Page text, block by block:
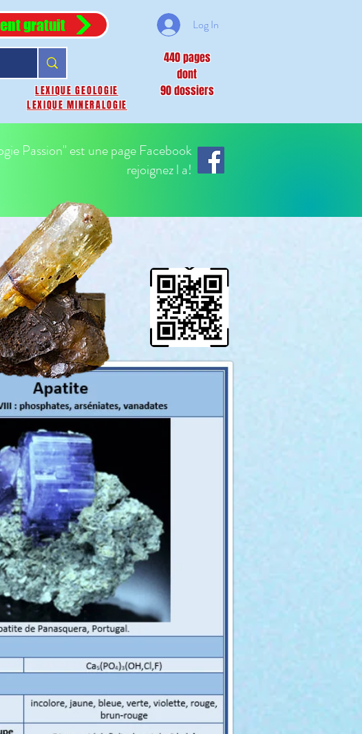
gratuit Log In
LEXIQUE GEOLOGIE
LEXIQUE MINERALOGIE
440 pages
dont
90 dossiers
Passion" est une page Facebook
rejoignez l a!